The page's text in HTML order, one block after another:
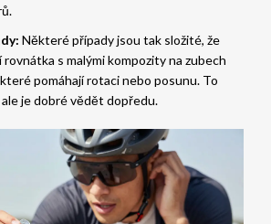
Některé případy jsou tak složité, že
rovnátka s malými kompozity na zubech
pomáhají rotaci nebo posunu. To
je dobré vědět dopředu.